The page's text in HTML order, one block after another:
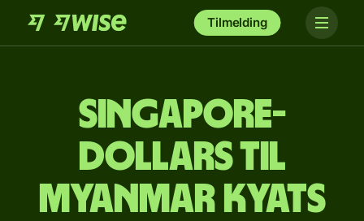
Tilmelding
Singapore-
dollars til
myanmar kyats